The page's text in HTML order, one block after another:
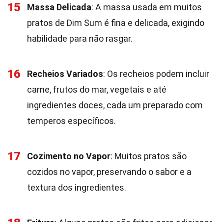
15 Massa Delicada: A massa usada em muitos
pratos de Dim Sum é fina e delicada, exigindo
habilidade para não rasgar.
16 Recheios Variados: Os recheios podem incluir
carne, frutos do mar, vegetais e até
ingredientes doces, cada um preparado com
temperos específicos.
17 Cozimento no Vapor: Muitos pratos são
cozidos no vapor, preservando o sabor e a
textura dos ingredientes.